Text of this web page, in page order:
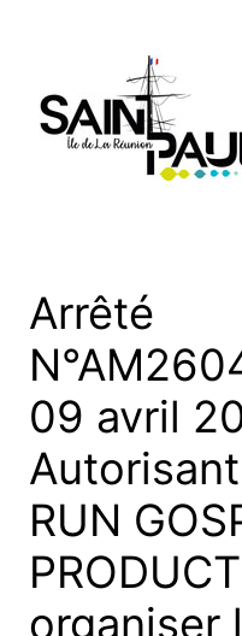
Arrêté
09 avril
RUN
organiser